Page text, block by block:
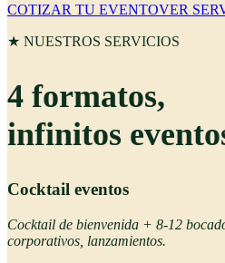
COTIZAR TU EVENTOVER
★ NUESTROS SERVICIOS
4 formatos,
infinitos
Cocktail eventos
Cocktail de bienvenida + 8-12
corporativos, lanzamientos.